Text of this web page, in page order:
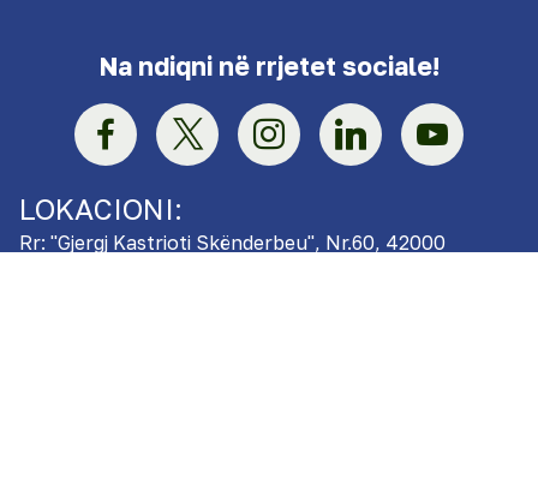
Na ndiqni në rrjetet sociale!
LOKACIONI:
Rr: "Gjergj Kastrioti Skënderbeu", Nr.60, 42000